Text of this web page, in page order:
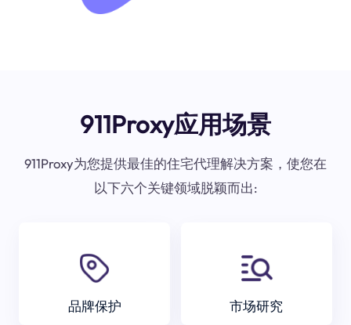
911Proxy应用场景
911Proxy为您提供最佳的住宅代理解决方案，使您在
以下六个关键领域脱颖而出:
品牌保护 市场研究